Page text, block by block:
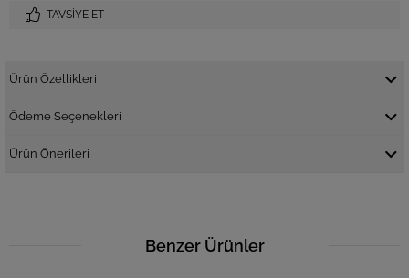
TAVSIYE ET
Ürün Özellikleri
Ödeme Seçenekleri
Ürün Önerileri
Benzer Ürünler